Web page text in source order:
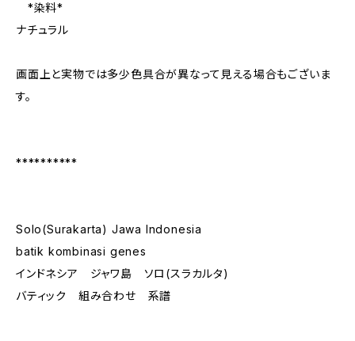
*染料*
ナチュラル
画面上と実物では多少色具合が異なって見える場合もございま
す。
**********
Solo(Surakarta) Jawa Indonesia
batik kombinasi genes
インドネシア ジャワ島 ソロ(スラカルタ)
バティック 組み合わせ 系譜